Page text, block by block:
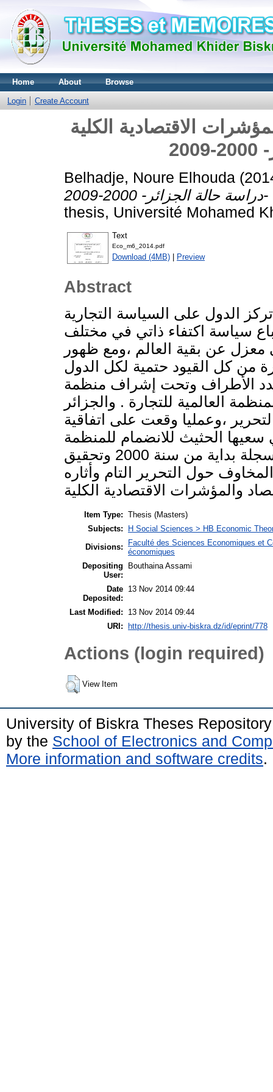
Home About Browse
Login Create Account
الاقتصادية الكلية
Belhadje, Noure Elhouda
thesis, Université Mohamed
Text
Eco_m6_2014.pdf
Download (4MB) | Preview
Abstract
الدول على السياسة التجارية
سياسة اكتفاء ذاتي في مختلف
معزل عن بقية العالم ،ومع ظهور
من كل القيود حتمية لكل الدول
الأطراف وتحت إشراف منظمة
العالمية للتجارة . والجزائر
،وعمليا وقعت على اتفاقية
سعيها الحثيث للانضمام للمنظمة
العالمية للتجارة فرغم الطفرة المالية المسجلة بداية من سنة 2000 وتحقيق
حول التحرير التام وأثاره
Item Type: Thesis (Masters)
Subjects:
H Social Sciences > HB Economic
Divisions:
Faculté des Sciences Economiques et
économiques
Depositing
User:
Bouthaina Assami
Date
Deposited:
13 Nov 2014 09:44
Last Modified:
13 Nov 2014 09:44
URI:
http://thesis.univ-biskra.dz/id/eprint/778
Actions (login required)
View Item
University of Biskra Theses
by the School of Electronics and
More information and software credits.